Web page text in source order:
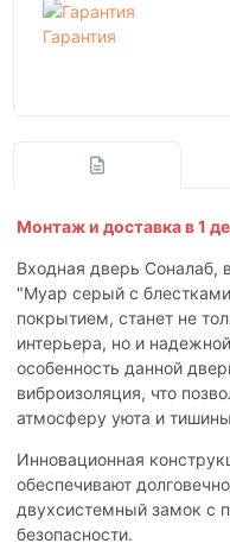
Гарантия
Монтаж и доставка в 1
Входная дверь Соналаб,
"Муар серый с
покрытием, станет не
интерьера, но и
особенность данной
виброизоляция, что
атмосферу уюта и
Инновационная
обеспечивают
двухсистемный замок с
безопасности.